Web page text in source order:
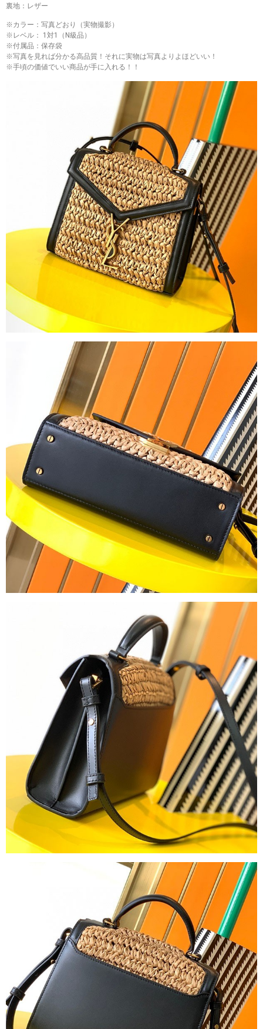
裏地：レザー
※カラー：写真どおり（実物撮影）
※レベル： 1対1（N級品）
※付属品：保存袋
※写真を見れば分かる高品質！それに実物は写真よりよほどいい！
※手頃の価値でいい商品が手に入れる！！